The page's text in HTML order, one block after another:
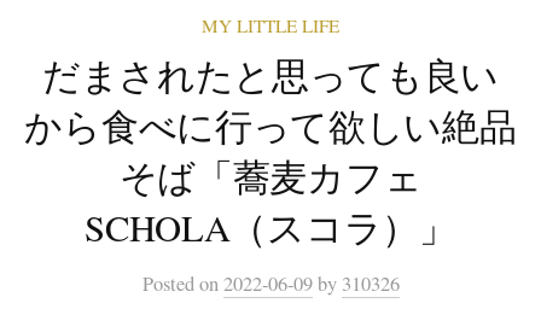
プ
MY LITTLE LIFE
だまされたと思っても良い
から食べに行って欲しい絶品
そば「蕎麦カフェ
SCHOLA（スコラ）」
Postedon2022-06-09 by 310326